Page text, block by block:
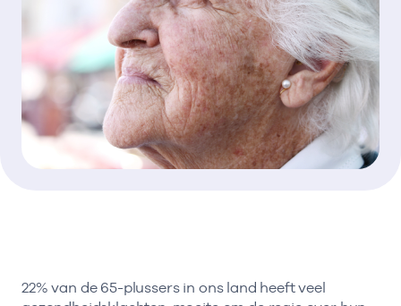
22% van de 65-plussers in ons land heeft veel